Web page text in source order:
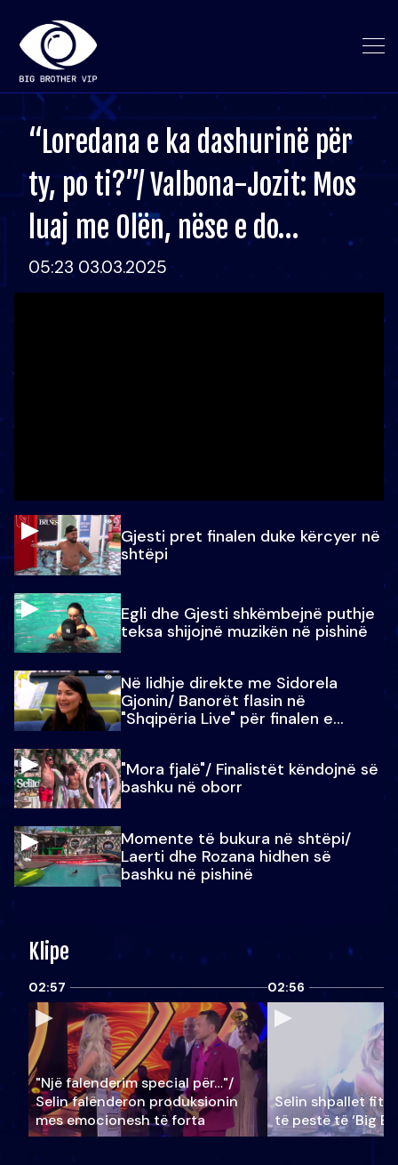
“Loredana e ka dashurinë për
ty, po ti?”/ Valbona-Jozit: Mos
luaj me Olën, nëse e do…
05:23 03.03.2025
Gjesti pret finalen duke kërcyer në
shtëpi
Egli dhe Gjesti shkëmbejnë puthje
teksa shijojnë muzikën në pishinë
Në lidhje direkte me Sidorela
Gjonin/ Banorët flasin në
"Shqipëria Live" për finalen e
"Mora fjalë"/ Finalistët këndojnë së
bashku në oborr
Momente të bukura në shtëpi/
Laerti dhe Rozana hidhen së
bashku në pishinë
Klipe
02:57
"Një falenderim special për…"/
Selin falënderon produksionin
mes emocionesh të forta
02:56
Selin shpallet
të pestë të ‘Big